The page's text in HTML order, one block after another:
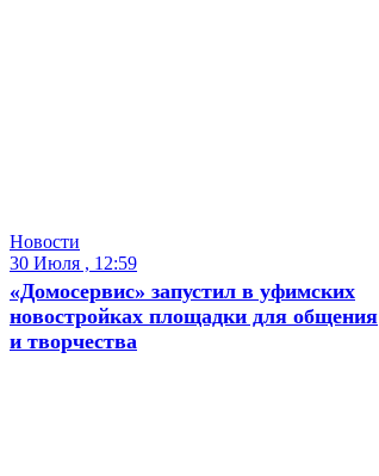
Новости
30 Июля , 12:59
«Домосервис» запустил в уфимских
новостройках площадки для общения
и творчества